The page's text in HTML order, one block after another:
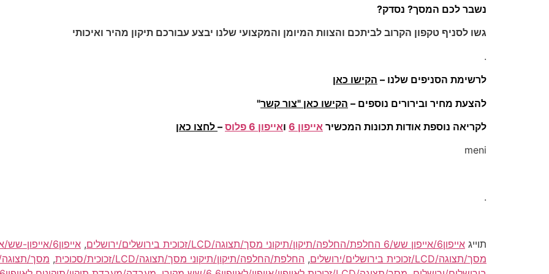
נשבר לכם המסך? נסדק?
גשו לסניף טקפון הקרוב לביתכם והצוות המיומן והמקצועי שלנו יבצע עבורכם תיקון מהיר ואיכותי
.
לרשימת הסניפים שלנו – הקישו כאן
להצעת מחיר ובירורים נוספים – הקישו כאן "צור קשר"
לקריאה נוספת אודות תכונות המכשיר אייפון 6 ואייפון 6 פלוס – לחצו כאן
meni
.
תוייג אייפון6/אייפון שש/6 החלפת/החלפה/תיקון/תיקוני מסך/תצוגה/LCD/זכוכית בירושלים/ירושלים
,
מסך/תצוגה/LCD/זכוכית בירושלים/ירושלים
, החלפת/החלפה/תיקון/תיקוני מסך/תצוגה/LCD/זכוכית/סכוכית
,